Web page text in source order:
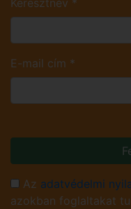
E-mail cím *
Az adatvédelmi
azokban foglaltakat